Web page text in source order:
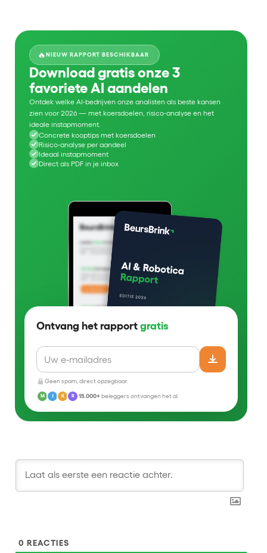
🔥NIEUW RAPPORT BESCHIKBAAR
Download gratis onze 3
favoriete AI aandelen
Ontdek welke AI-bedrijven onze analisten als beste kansen
zien voor 2026 — met koersdoelen, risico-analyse en het
ideale instapmoment.
Concrete kooptips met koersdoelen
Risico-analyse per aandeel
Ideaal instapmoment
Direct als PDF in je inbox
Ontvang het rapport gratis
Geen spam, direct opzegbaar.
M J K R 15.000+beleggers ontvangen het al
0 REACTIES